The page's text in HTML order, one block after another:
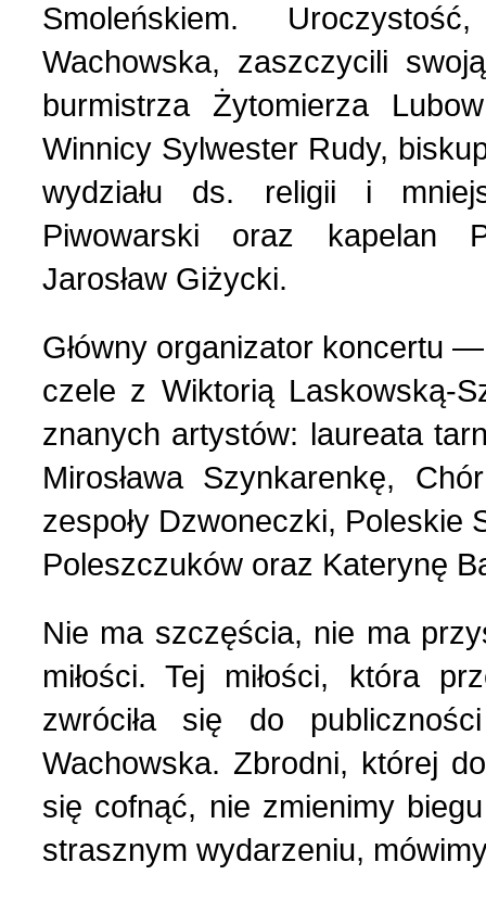
Smoleńskiem.
Wachowska, zaszczycili
burmistrza Żytomierza
Winnicy Sylwester Rudy,
wydziału ds. religii i
Piwowarski oraz kapelan
Jarosław Giżycki.
Główny organizator koncertu
czele z Wiktorią Laskowską-
znanych artystów: laureata
Mirosława Szynkarenkę,
zespoły Dzwoneczki, Poleskie
Poleszczuków oraz Katerynę
Nie ma szczęścia, nie ma
miłości. Tej miłości, która
zwróciła się do
Wachowska. Zbrodni, której
się cofnąć, nie zmienimy
strasznym wydarzeniu,